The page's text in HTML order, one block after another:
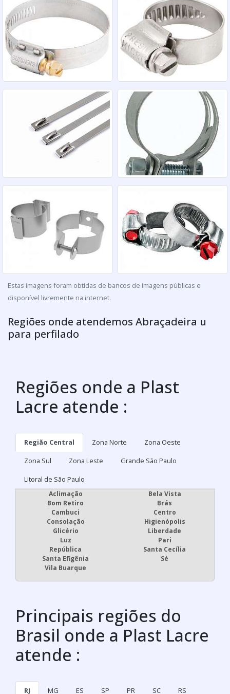
Estas imagens foram obtidas de bancos de imagens públicas e
disponível livremente na internet.
Regiões onde atendemos Abraçadeira u
para perfilado
Regiões onde a Plast
Lacre atende :
Região Central Zona Norte
Zona Oeste
Zona Sul
Zona Leste
Grande São Paulo
Litoral de São Paulo
Aclimação
Bela Vista
Bom Retiro
Brás
Cambuci
Centro
Consolação
Higienópolis
Glicério
Liberdade
Luz
Pari
República
Santa Cecília
Santa Efigênia
Sé
Vila Buarque
Principais regiões do
Brasil onde a Plast Lacre
atende :
RJ MG ES SP PR SC RS